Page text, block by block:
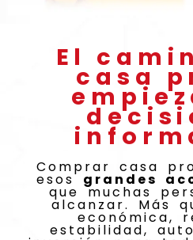
El
casa
Comprar casa
esos grandes
que muchas
alcanzar. Más
económica,
estabilidad,